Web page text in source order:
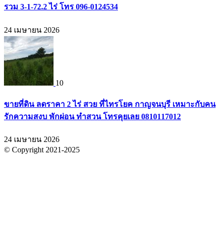
รวม 3-1-72.2 ไร่ โทร 096-0124534
24 เมษายน 2026
10
ขายที่ดิน ลดราคา 2 ไร่ สวย ที่ไทรโยค กาญจนบุรี เหมาะกับคน
รักความสงบ พักผ่อน ทำสวน โทรคุยเลย 0810117012
24 เมษายน 2026
© Copyright 2021-2025